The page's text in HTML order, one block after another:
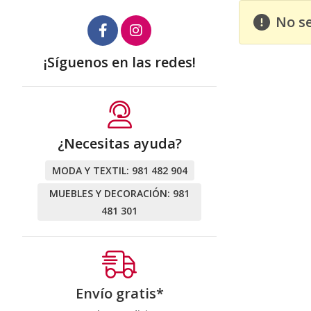
No
¡Síguenos en las redes!
¿Necesitas ayuda?
MODA Y TEXTIL: 981 482 904
MUEBLES Y DECORACIÓN: 981
481 301
Envío gratis*